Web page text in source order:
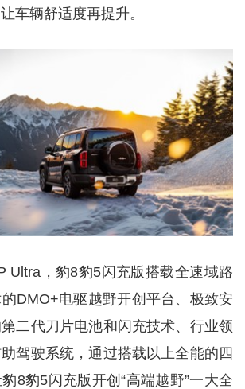
车辆舒适度再提升。
Ultra，豹8豹5闪充版搭载全速域路
DMO+电驱越野开创平台、极致安
二代刀片电池和闪充技术、行业领
驾驶系统，通过搭载以上全能的四
8豹5闪充版开创“高端越野”一大全